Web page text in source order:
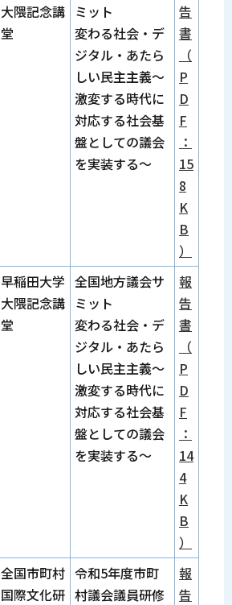
大隈記念講
堂
ミット
変わる社会・デ
ジタル・あたら
しい民主主義～
激変する時代に
対応する社会基
盤としての議会
を実装する～
告
書
（
P
D
F
：
15
8
K
B
）
早稲田大学
大隈記念講
堂
全国地方議会サ
ミット
変わる社会・デ
ジタル・あたら
しい民主主義～
激変する時代に
対応する社会基
盤としての議会
を実装する～
報
告
書
（
P
D
F
：
14
4
K
B
）
全国市町村
国際文化研
令和5年度市町
村議会議員研修
報
告